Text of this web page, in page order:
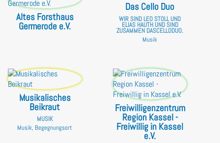
Altes Forsthaus
Germerode e.V.
Das Cello Duo
WIR SIND LEO STOLL UND
ELIAS HAUTH UND SIND
ZUSAMMEN DASCELLODUO.
Musik
Musikalisches
Beikraut
MUSIK
Musik, Begegnungsort
Freiwilligenzentrum
Region Kassel -
Freiwillig in Kassel
e.V.